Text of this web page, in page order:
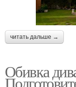
читать дальше →
Обивка